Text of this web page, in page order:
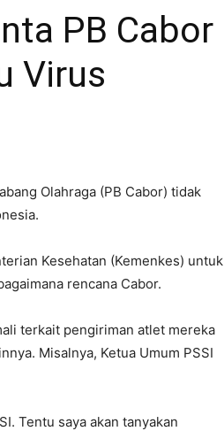
PB Cabor
Virus
Olahraga (PB Cabor) tidak
Kesehatan (Kemenkes) untuk
rencana Cabor.
terkait pengiriman atlet mereka
Misalnya, Ketua Umum PSSI
Tentu saya akan tanyakan